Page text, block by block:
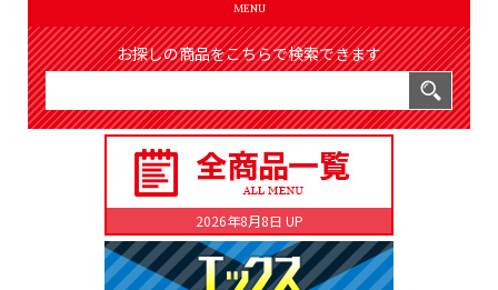
MENU
お探しの商品をこちらで検索できます
2026年8月8日 UP